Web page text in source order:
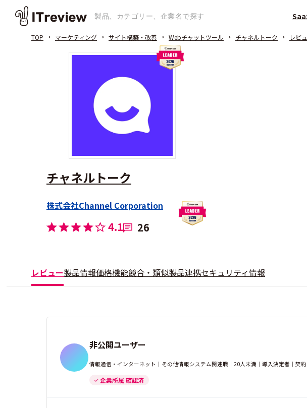
TOP マーケティング サイト構築・改善 Webチャットツール チャネルトーク レビ
チャネルトーク
株式会社Channel Corporation
4.1 26
レビュー製品情報価格機能競合・類似製品連携セキュリティ情報
非公開ユーザー
情報通信・インターネット｜その他情報システム関連職｜20人未満｜導入決定者｜契
企業所属 確認済